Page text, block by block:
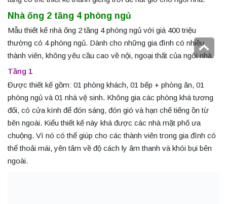
Nhà ống 2 tầng 4 phòng ngủ
Mẫu thiết kế nhà ống 2 tầng 4 phòng ngủ với giá 400 triệu
thường có 4 phòng ngủ. Dành cho những gia đình có nhiều
thành viên, không yêu cầu cao về nội, ngoại thất của ngôi nhà.
Tầng 1
Được thiết kế gồm: 01 phòng khách, 01 bếp + phòng ăn, 01
phòng ngủ và 01 nhà vệ sinh. Không gia các phòng khá tương
đối, có cửa kính để đón sáng, đón gió và hạn chế tiếng ồn từ
bên ngoài. Kiểu thiết kế này khá được các nhà mặt phố ưa
chuộng. Vì nó có thể giúp cho các thành viên trong gia đình có
thể thoải mái, yên tâm về độ cách ly âm thanh và khói bụi bên
ngoài.